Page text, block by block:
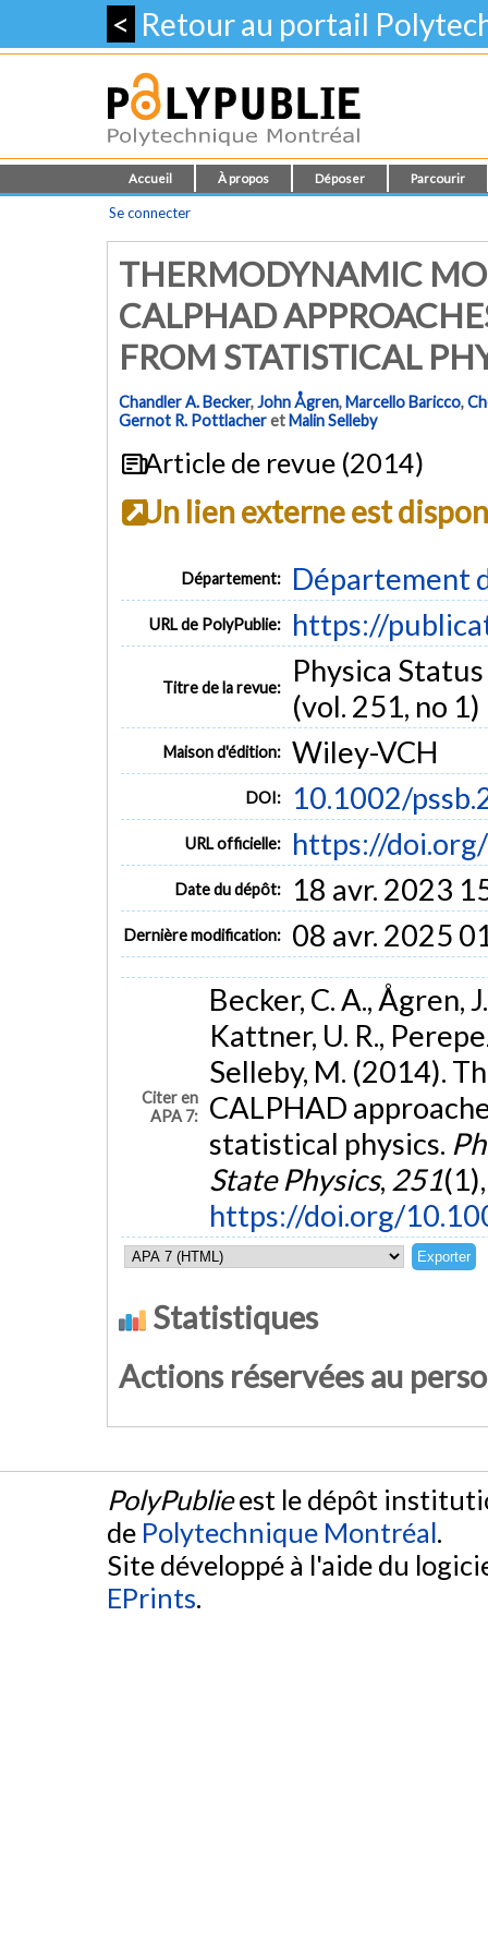
< Retour au portail
Accueil À propos Déposer Parcourir
Se connecter
THERMODYNAMIC
CALPHAD
FROM STATISTICAL
Chandler A. Becker,John Ågren,Marcello Baricco,
Gernot R. PottlacheretMalin Selleby
Article de revue (2014)
Un lien externe est
Département: Département
URL de PolyPublie: https://
Titre de la revue:
Physica
(vol. 251, no 1)
Maison d'édition: Wiley-VCH
DOI: 10.1002/
URL officielle: https://
Date du dépôt: 18 avr. 2023
Dernière modification: 08 avr. 2025
Citer en
APA 7:
Becker, C. A., Ågren,
Kattner, U. R.,
Selleby, M. (2014).
CALPHAD
statistical physics.
State Physics, 251
https://doi.org/
Statistiques
Actions réservées au
PolyPublieest le dépôt
de Polytechnique Montréal.
Site développé à l'aide du
EPrints.